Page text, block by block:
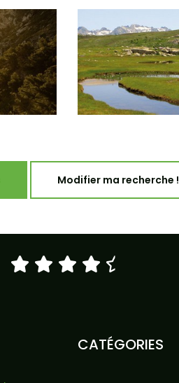
Modifier ma recherche !
CATÉGORIES